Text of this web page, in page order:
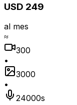
USD 249
al mes
≈
300
•
3000
•
24000s